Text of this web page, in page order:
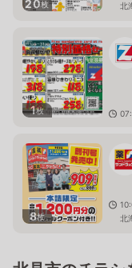
20枚 北
1枚
8枚
北